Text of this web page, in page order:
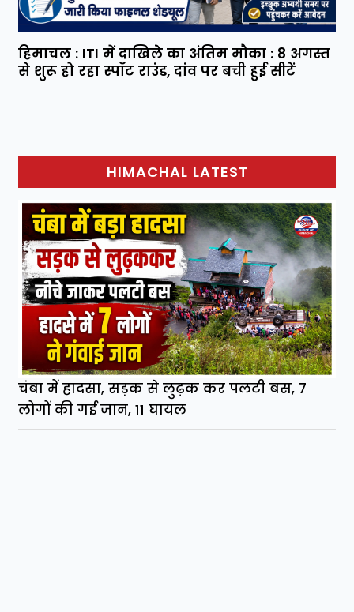
हिमाचल : ITI में दाखिले का अंतिम मौका : 8 अगस्त
से शुरू हो रहा स्पॉट राउंड, दांव पर बची हुई सीटें
HIMACHAL LATEST
चंबा में हादसा, सड़क से लुढ़क कर पलटी बस, 7
लोगों की गई जान, 11 घायल